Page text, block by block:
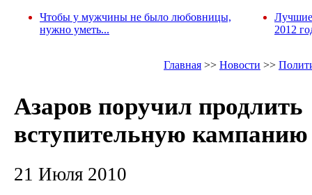
Чтобы у мужчины не было любовницы,
нужно уметь...
Лучшие
2012
Главная >> Новости >>
Азаров поручил продлить
вступительную кампанию
21 Июля 2010